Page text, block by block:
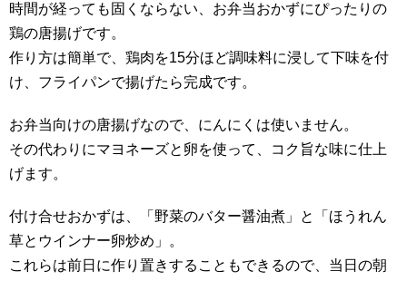
時間が経っても固くならない、お弁当おかずにぴったりの
鶏の唐揚げです。
作り方は簡単で、鶏肉を15分ほど調味料に浸して下味を付
け、フライパンで揚げたら完成です。
お弁当向けの唐揚げなので、にんにくは使いません。
その代わりにマヨネーズと卵を使って、コク旨な味に仕上
げます。
付け合せおかずは、「野菜のバター醤油煮」と「ほうれん
草とウインナー卵炒め」。
これらは前日に作り置きすることもできるので、当日の朝